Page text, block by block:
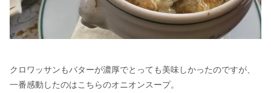
クロワッサンもバターが濃厚でとっても美味しかったのですが、
一番感動したのはこちらのオニオンスープ。